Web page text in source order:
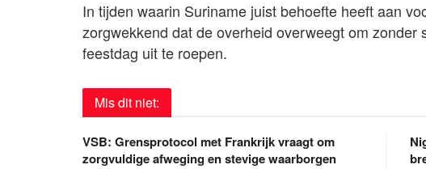
In tijden waarin Suriname juist behoefte heeft aan
zorgwekkend dat de overheid overweegt om zonder
feestdag uit te roepen.
Mis dit niet:
VSB: Grensprotocol met Frankrijk vraagt om
zorgvuldige afweging en stevige waarborgen